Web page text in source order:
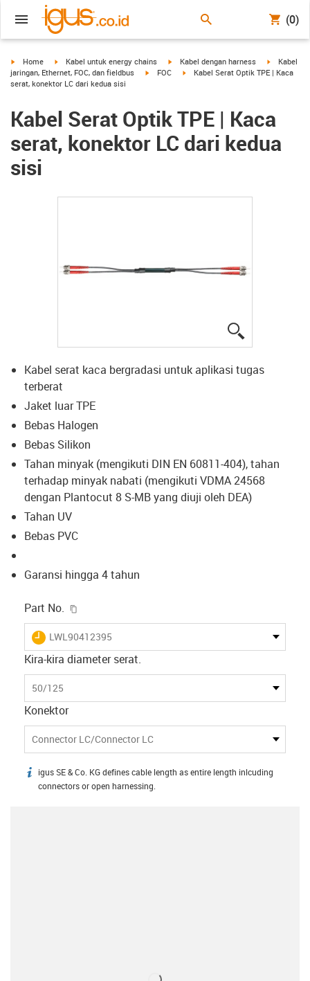
(0)
igus-icon-arrow-right
Home igus-icon-arrow-right
Kabel untuk energy chains igus-icon-arrow-right
Kabel dengan harness igus-icon-
Kabel
jaringan, Ethernet, FOC, dan fieldbus
igus-icon-arrow-right
FOC igus-icon-arrow-right
Kabel Serat Optik TPE | Kaca
serat, konektor LC dari kedua sisi
Kabel Serat Optik TPE | Kaca
serat, konektor LC dari kedua
sisi
Kabel serat kaca bergradasi untuk aplikasi tugas
terberat
Jaket luar TPE
Bebas Halogen
Bebas Silikon
Tahan minyak (mengikuti DIN EN 60811-404), tahan
terhadap minyak nabati (mengikuti VDMA 24568
dengan Plantocut 8 S-MB yang diuji oleh DEA)
Tahan UV
Bebas PVC
Garansi hingga 4 tahun
Part No.
igus-icon-lieferzeit
LWL90412395
Kira-kira diameter serat.
50/125
Konektor
Connector LC/Connector LC
igus-icon-info
igus SE & Co. KG defines cable length as entire length inlcuding
connectors or open harnessing.